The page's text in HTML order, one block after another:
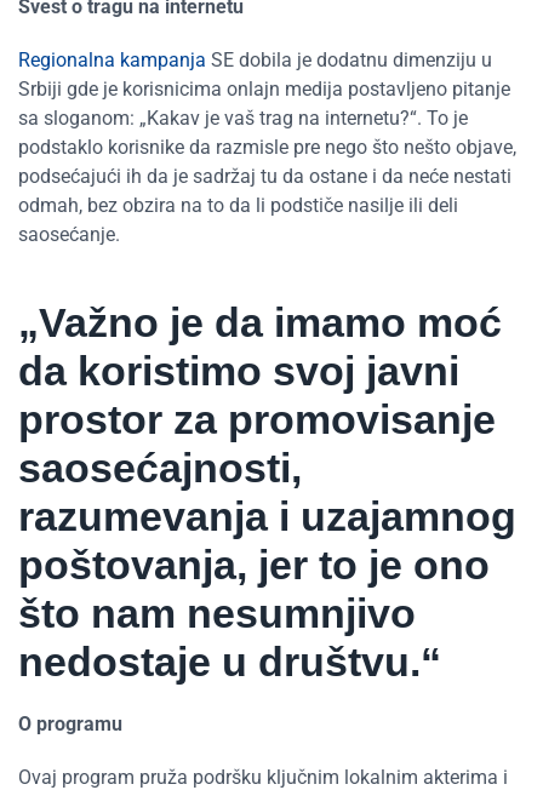
Svest o tragu na internetu
Regionalna kampanja SE dobila je dodatnu dimenziju u
Srbiji gde je korisnicima onlajn medija postavljeno pitanje
sa sloganom: „Kakav je vaš trag na internetu?“. To je
podstaklo korisnike da razmisle pre nego što nešto objave,
podsećajući ih da je sadržaj tu da ostane i da neće nestati
odmah, bez obzira na to da li podstiče nasilje ili deli
saosećanje.
„Važno je da imamo moć
da koristimo svoj javni
prostor za promovisanje
saosećajnosti,
razumevanja i uzajamnog
poštovanja, jer to je ono
što nam nesumnjivo
nedostaje u društvu.“
O programu
Ovaj program pruža podršku ključnim lokalnim akterima i